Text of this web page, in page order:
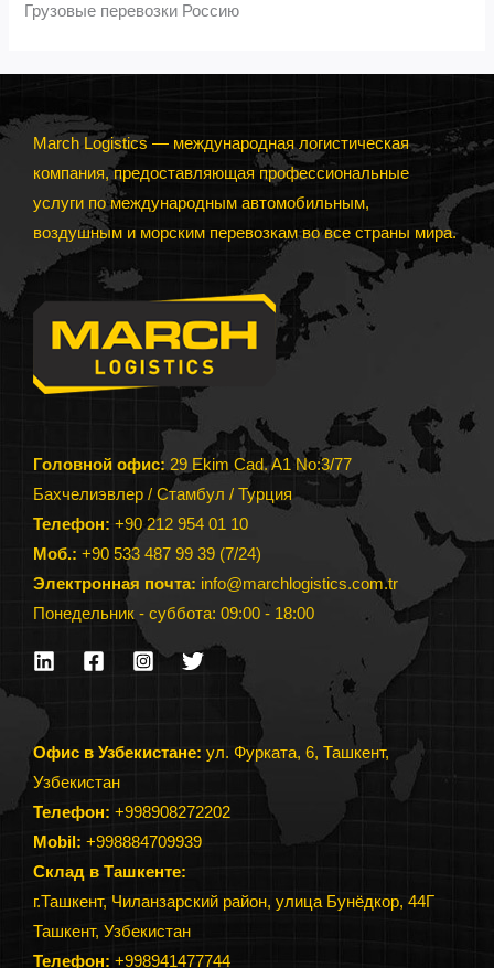
Грузовые перевозки Россию
March Logistics — международная логистическая
компания, предоставляющая профессиональные
услуги по международным автомобильным,
воздушным и морским перевозкам во все страны мира.
Головной офис: 29 Ekim Cad. A1 No:3/77
Бахчелиэвлер / Стамбул / Турция
Телефон: +90 212 954 01 10
Моб.: +90 533 487 99 39 (7/24)
Электронная почта: info@marchlogistics.com.tr
Понедельник - суббота: 09:00 - 18:00
Офис в Узбекистане: ул. Фурката, 6, Ташкент,
Узбекистан
Телефон: +998908272202
Mobil: +998884709939
Склад в Ташкенте:
г.Ташкент, Чиланзарский район, улица Бунёдкор, 44Г
Ташкент, Узбекистан
Телефон: +998941477744